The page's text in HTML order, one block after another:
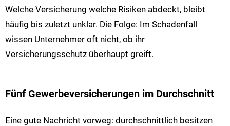
Welche Versicherung welche Risiken abdeckt, bleibt
häufig bis zuletzt unklar. Die Folge: Im Schadenfall
wissen Unternehmer oft nicht, ob ihr
Versicherungsschutz überhaupt greift.
Fünf Gewerbeversicherungen im Durchschnitt
Eine gute Nachricht vorweg: durchschnittlich besitzen